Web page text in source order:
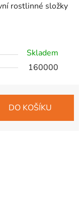
rostlinné složky
Skladem
160000
DO KOŠÍKU